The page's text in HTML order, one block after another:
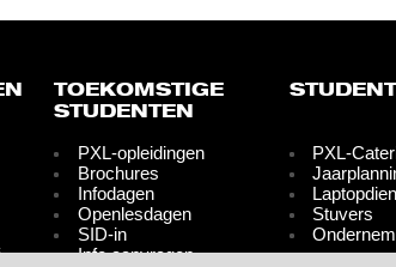
TOEKOMSTIGE
STUDENTEN
PXL-opleidingen
Brochures
Infodagen
Openlesdagen
SID-in
Info aanvragen
PXL-
Stuvers